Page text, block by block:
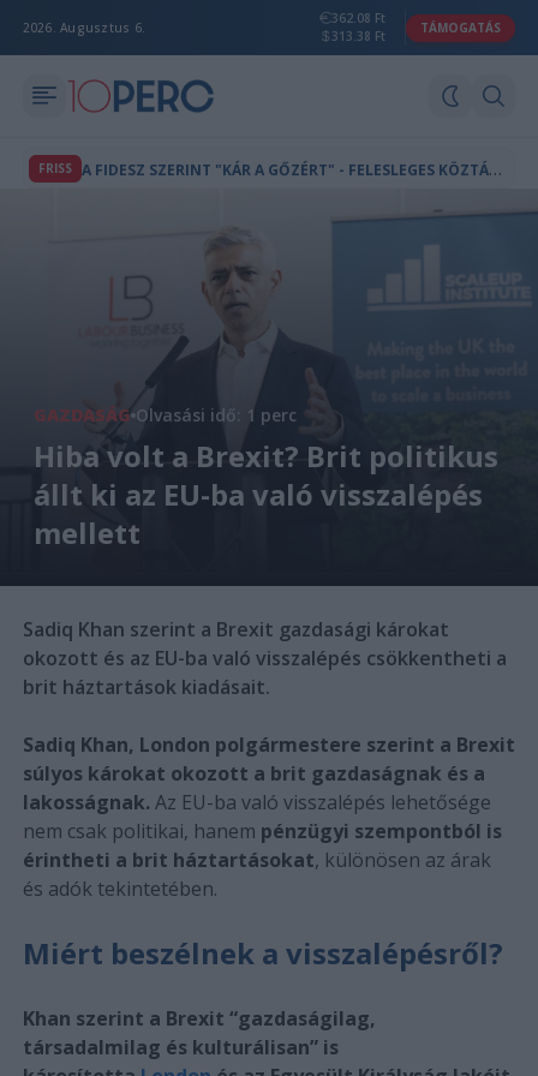
2026. Augusztus 6.
362.08 Ft
313.38 Ft
TÁMOGATÁS
FRISS A
FIDESZ SZERINT "KÁR A GŐZÉRT" - FELESLEGES KÖZTÁRSASÁGI ELNÖKÖT VÁLASZTANI
GAZDASÁG Olvasási idő: 1 perc
Hiba volt a Brexit? Brit politikus
állt ki az EU-ba való visszalépés
mellett
Sadiq Khan szerint a Brexit gazdasági károkat
okozott és az EU-ba való visszalépés csökkentheti a
brit háztartások kiadásait.
Sadiq Khan, London polgármestere szerint a Brexit
súlyos károkat okozott a brit gazdaságnak és a
lakosságnak. Az EU-ba való visszalépés lehetősége
nem csak politikai, hanem pénzügyi szempontból is
érintheti a brit háztartásokat, különösen az árak
és adók tekintetében.
Miért beszélnek a visszalépésről?
Khan szerint a Brexit “gazdaságilag,
társadalmilag és kulturálisan” is